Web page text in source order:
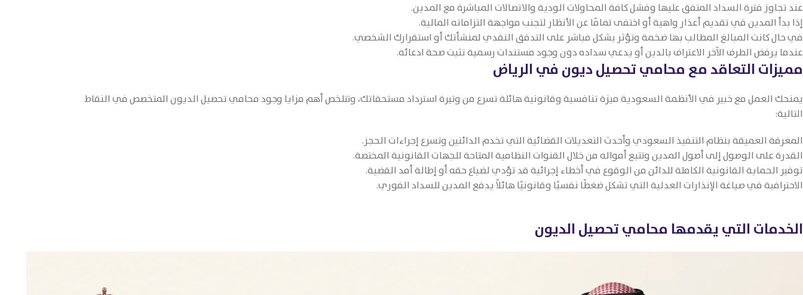
عند تجاوز فترة السداد المتفق عليها وفشل كافة المحاولات الودية والاتصالات المباشرة مع المدين.
إذا بدأ المدين في تقديم أعذار واهية أو اختفى تمامًا عن الأنظار لتجنب مواجهة التزاماته المالية.
في حال كانت المبالغ المطالب بها ضخمة وتؤثر بشكل مباشر على التدفق النقدي لمنشأتك أو استقرارك الشخصي.
عندما يرفض الطرف الآخر الاعتراف بالدين أو يدعي سداده دون وجود مستندات رسمية تثبت صحة ادعائه.
مميزات التعاقد مع محامي تحصيل ديون في الرياض
يمنحك العمل مع خبير في الأنظمة السعودية ميزة تنافسية وقانونية هائلة تسرع من وتيرة استرداد مستحقاتك، وتتلخص أهم مزايا وجود محامي تحصيل الديون المتخصص في النقاط
التالية:
المعرفة العميقة بنظام التنفيذ السعودي وأحدث التعديلات القضائية التي تخدم الدائنين وتسرع إجراءات الحجز.
القدرة على الوصول إلى أصول المدين وتتبع أمواله من خلال القنوات النظامية المتاحة للجهات القانونية المختصة.
توفير الحماية القانونية الكاملة للدائن من الوقوع في أخطاء إجرائية قد تؤدي لضياع حقه أو إطالة أمد القضية.
الاحترافية في صياغة الإنذارات العدلية التي تشكل ضغطًا نفسيًا وقانونيًا هائلاً يدفع المدين للسداد الفوري.
الخدمات التي يقدمها محامي تحصيل الديون